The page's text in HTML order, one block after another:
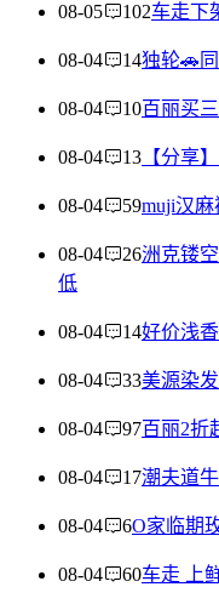
08-05 102车走下
08-04 14独轮🚗
08-04 10百丽买
08-04 13 【分享
08-04 59muji汉麻
08-04 26洲克镂
低
08-04 14好价浅
08-04 33美源染
08-04 97百丽2折
08-04 17潮夫道
08-04 6O家临期
08-04 60车走 上